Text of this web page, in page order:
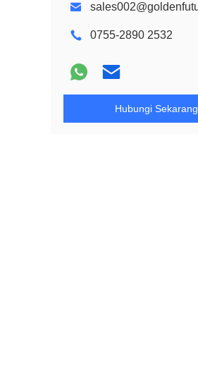
0755-2890 2532
Hubungi Sekarang